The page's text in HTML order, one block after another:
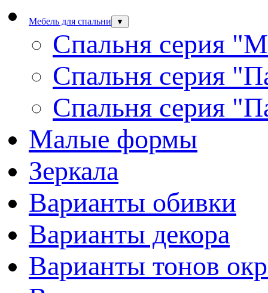
Мебель для спальни ▼
Спальня серия
Спальня серия
Спальня серия
Малые формы
Зеркала
Варианты обивки
Варианты декора
Варианты тонов